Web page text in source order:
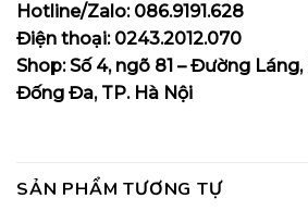
Hotline/Zalo: 086.9191.628
Điện thoại: 0243.2012.070
Shop: Số 4, ngõ 81 – Đường Láng,
Đống Đa, TP. Hà Nội
SẢN PHẨM TƯƠNG TỰ